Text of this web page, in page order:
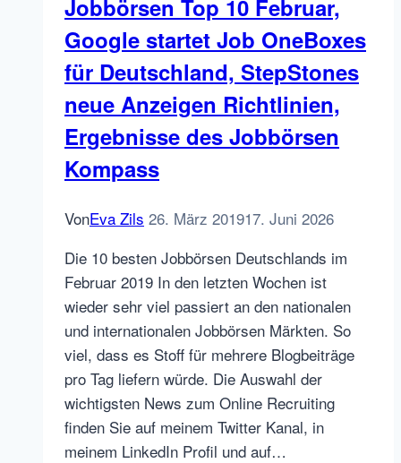
of
fire
Jobbörsen Top 10 Februar,
Google startet Job OneBoxes
für Deutschland, StepStones
neue Anzeigen Richtlinien,
Ergebnisse des Jobbörsen
Kompass
VonEva Zils 26. März 201917. Juni 2026
Die 10 besten Jobbörsen Deutschlands im
Februar 2019 In den letzten Wochen ist
wieder sehr viel passiert an den nationalen
und internationalen Jobbörsen Märkten. So
viel, dass es Stoff für mehrere Blogbeiträge
pro Tag liefern würde. Die Auswahl der
wichtigsten News zum Online Recruiting
finden Sie auf meinem Twitter Kanal, in
meinem LinkedIn Profil und auf…